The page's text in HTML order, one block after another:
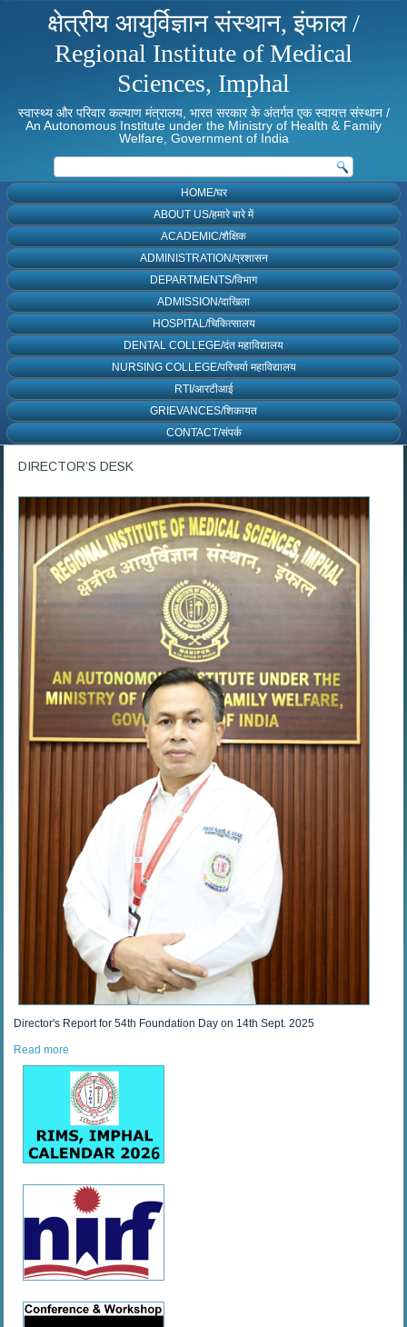
क्षेत्रीय आयुर्विज्ञान संस्थान, इंफाल /
Regional Institute of Medical
Sciences, Imphal
स्वास्थ्य और परिवार कल्याण मंत्रालय, भारत सरकार के अंतर्गत एक स्वायत्त संस्थान /
An Autonomous Institute under the Ministry of Health & Family
Welfare, Government of India
HOME/घर
ABOUT US/हमारे बारे में
ACADEMIC/शैक्षिक
ADMINISTRATION/प्रशासन
DEPARTMENTS/विभाग
ADMISSION/दाखिला
HOSPITAL/चिकित्सालय
DENTAL COLLEGE/दंत महाविद्यालय
NURSING COLLEGE/परिचर्या महाविद्यालय
RTI/आरटीआई
GRIEVANCES/शिकायत
CONTACT/संपर्क
DIRECTOR’S DESK
Director's Report for 54th Foundation Day on 14th Sept. 2025
Read more